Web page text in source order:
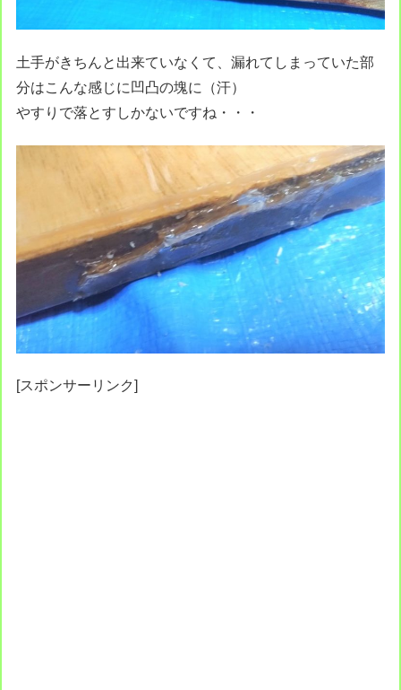
土手がきちんと出来ていなくて、漏れてしまっていた部
分はこんな感じに凹凸の塊に（汗）
やすりで落とすしかないですね・・・
[スポンサーリンク]